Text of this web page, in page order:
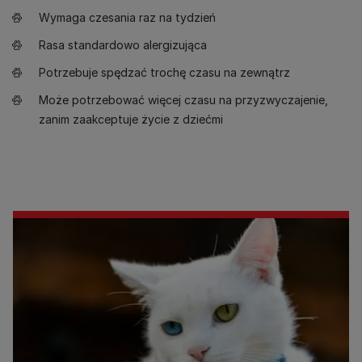
Wymaga czesania raz na tydzień
Rasa standardowo alergizująca
Potrzebuje spędzać trochę czasu na zewnątrz
Może potrzebować więcej czasu na przyzwyczajenie,
zanim zaakceptuje życie z dziećmi